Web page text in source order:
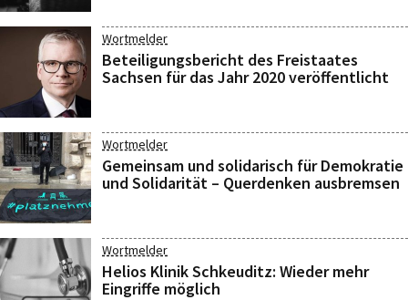
Wortmelder
Beteiligungsbericht des Freistaates
Sachsen für das Jahr 2020 veröffentlicht
Wortmelder
Gemeinsam und solidarisch für Demokratie
und Solidarität – Querdenken ausbremsen
Wortmelder
Helios Klinik Schkeuditz: Wieder mehr
Eingriffe möglich